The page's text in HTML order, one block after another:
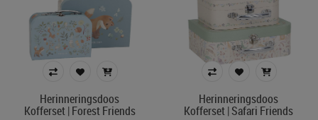
Herinneringsdoos
Kofferset | Forest Friends
Herinneringsdoos
Kofferset | Safari Friends